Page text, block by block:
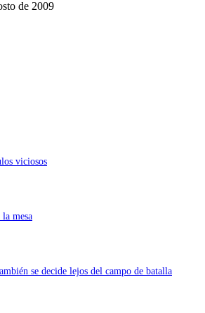
de 2009
viciosos
mesa
se decide lejos del campo de batalla